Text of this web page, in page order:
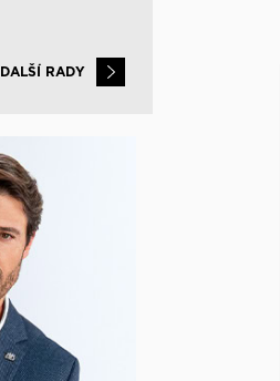
DALŠÍ RADY